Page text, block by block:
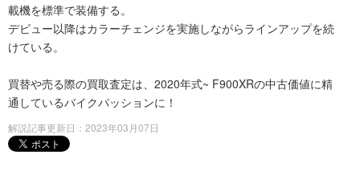
載機を標準で装備する。
デビュー以降はカラーチェンジを実施しながらラインアップを続
けている。
買替や売る際の買取査定は、2020年式~ F900XRの中古価値に精
通しているバイクパッションに！
解説記事更新日：2023年03月07日